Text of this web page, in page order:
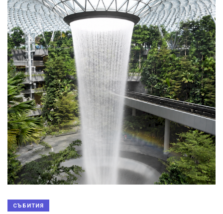
СЪБИТИЯ